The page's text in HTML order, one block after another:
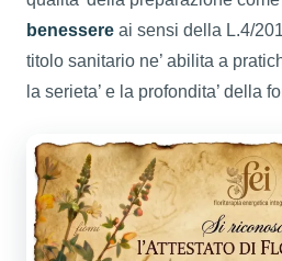
benessere ai sensi della L.4/
titolo sanitario ne’ abilita a
la serieta’ e la profondita’ della